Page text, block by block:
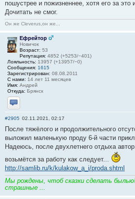
пошустрее и пожизненнее, хотя его за это
Дочитать не смог.
Он же Cleverus,он же...
Ефрейтор
Новичок
Возраст: 53
Репутация: 4852 (+5253/−401)
Лояльность: 13957 (+13957/−0)
Сообщения: 1615
Зарегистрирован: 08.08.2011
С нами: 14 лет 11 месяцев
Имя: Андрей
Откуда: Брянск
Отправить личное сообщение
#2905 02.11.2021, 02:17
После тяжёлого и продолжительного
выложил маленькую проду 6-й части
Надеюсь, после двухлетнего отдыха
возьмётся за работу как следует...
http://samlib.ru/k/kulakow_a_i/proda.shtml
Мы рождены, чтоб сказки сделать
страшные ...